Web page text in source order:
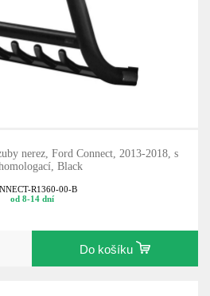
nerez, Ford Connect, 2013-2018, s
Black
R1360-00-B
od 8-14 dní
Do košíku